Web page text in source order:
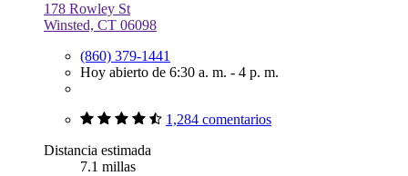
178 Rowley St
Winsted, CT 06098
(860) 379-1441
Hoy abierto de 6:30 a. m. - 4 p. m.
1,284 comentarios
Distancia estimada
7.1 millas